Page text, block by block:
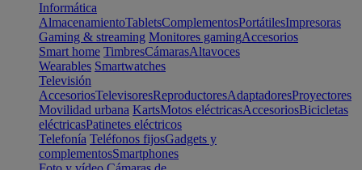
Informática
AlmacenamientoTabletsComplementosPortátilesImpresoras
Gaming & streaming Monitores gamingAccesorios
Smart home TimbresCámarasAltavoces
Wearables Smartwatches
Televisión
AccesoriosTelevisoresReproductoresAdaptadoresProyectores
Movilidad urbana KartsMotos eléctricasAccesoriosBicicletas
eléctricasPatinetes eléctricos
Telefonía Teléfonos fijosGadgets y
complementosSmartphones